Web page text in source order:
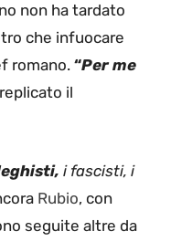
non ha tardato
che infuocare
romano. “Per me
il
i fascisti, i
Rubio, con
seguite altre da